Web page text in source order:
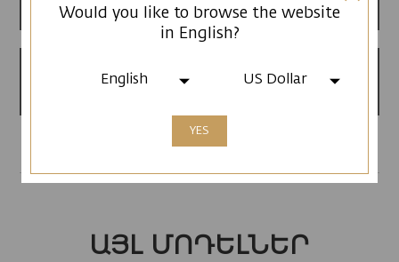
12 ամսվա երաշխիք
Արտադրված է
ԱՅԼ ՄՈԴԵԼՆԵՐ
Would you like to browse the website
in English?
English US Dollar
YES